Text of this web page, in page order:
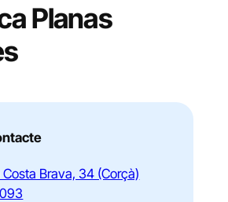
Planas
Brava, 34 (Corçà)